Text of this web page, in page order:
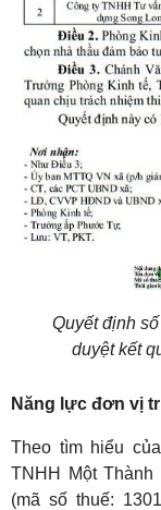
Quyết định
duyệt kết
Năng lực đơn vị
Theo tìm hiểu của
TNHH Một
(mã số thuế: